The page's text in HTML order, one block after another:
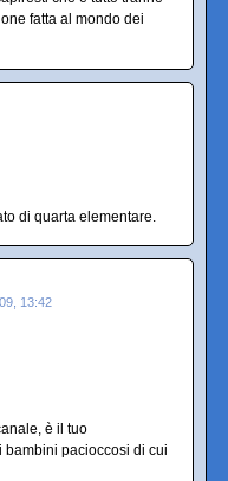
fatta al mondo dei
di quarta elementare.
13:42
è il tuo
bambini pacioccosi di cui